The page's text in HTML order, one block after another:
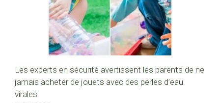
Les experts en sécurité avertissent les parents de ne
jamais acheter de jouets avec des perles d’eau
virales